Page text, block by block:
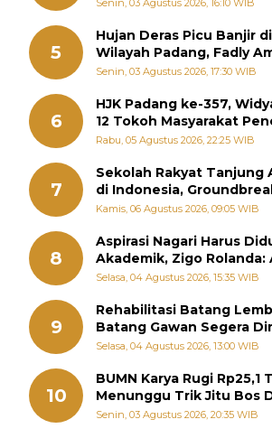
Senin, 03 Agustus 2026, 16:10 WIB
5
Hujan Deras Picu Banjir
Wilayah Padang, Fadly
Perintahkan OPD Siaga
Senin, 03 Agustus 2026, 17:30 WIB
6
HJK Padang ke-357,
12 Tokoh Masyarakat
Penghargaan Pemko
Rabu, 05 Agustus 2026, 22:25 WIB
7
Sekolah Rakyat Tanjung
di Indonesia,
September
Kamis, 06 Agustus 2026, 09:05 WIB
8
Aspirasi Nagari Harus
Akademik, Zigo Rolanda:
Diperjuangkan di
Selasa, 04 Agustus 2026, 15:35 WIB
9
Rehabilitasi Batang
Batang Gawan Segera
Rolanda Pastikan Proyek
Selasa, 04 Agustus 2026, 13:00 WIB
10
BUMN Karya Rugi Rp25,1
Menunggu Trik Jitu Bos
Senin, 03 Agustus 2026, 20:35 WIB